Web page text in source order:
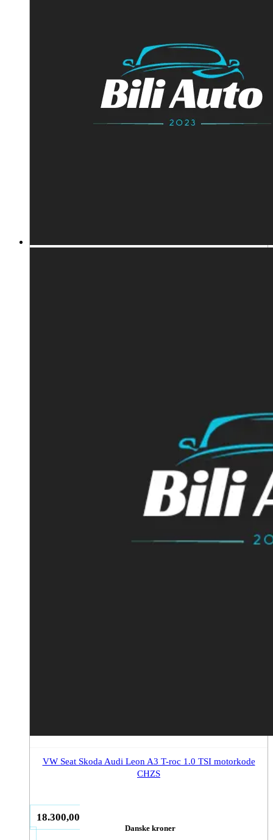
VW Seat Skoda Audi Leon A3 T-roc 1.0 TSI motorkode
CHZS
18.300,00
Danske kroner